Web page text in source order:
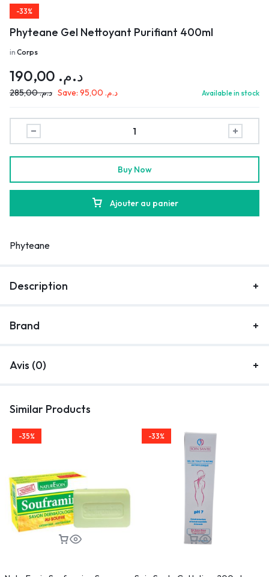
-33%
Phyteane Gel Nettoyant Purifiant 400ml
in Corps
د.م.
د.م.285,00 Save: د.م. Available in stock
Ajouter au panier
Buy Now
Phyteane
Description
Brand
Avis (0)
Similar Products
-35% -33%